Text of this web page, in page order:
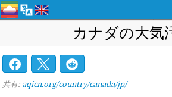
カナダの大気
共有: aqicn.org/country/canada/jp/